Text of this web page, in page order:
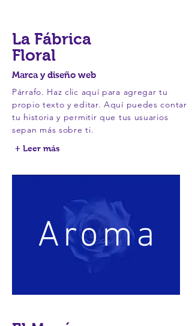
La Fábrica
Floral
Marca y diseño web
Párrafo. Haz clic aquí para agregar tu
propio texto y editar. Aquí puedes contar
tu historia y permitir que tus usuarios
sepan más sobre ti.
+ Leer más
Aroma